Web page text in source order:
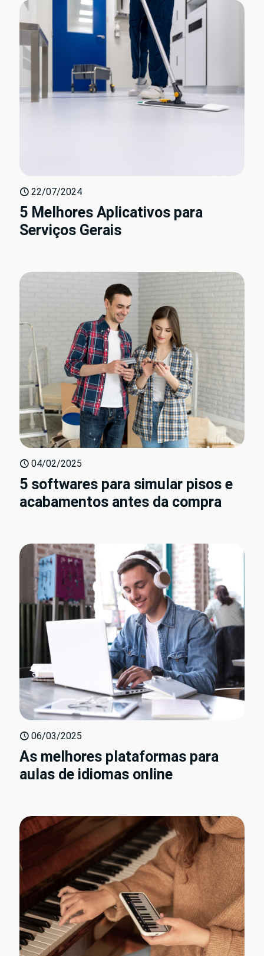
22/07/2024
5 Melhores Aplicativos para
Serviços Gerais
04/02/2025
5 softwares para simular pisos e
acabamentos antes da compra
06/03/2025
As melhores plataformas para
aulas de idiomas online